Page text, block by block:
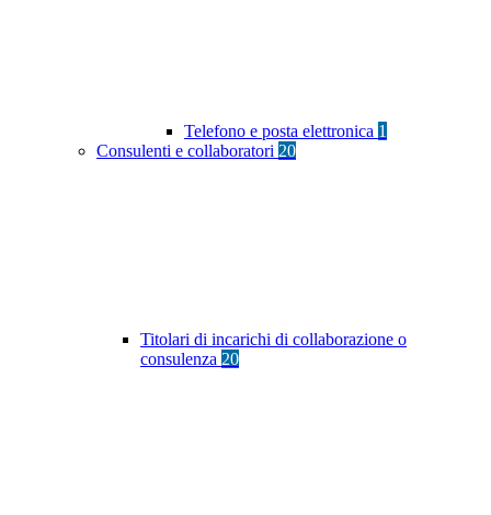
Telefono e posta elettronica 1
Consulenti e collaboratori 20
Titolari di incarichi di collaborazione o
consulenza 20